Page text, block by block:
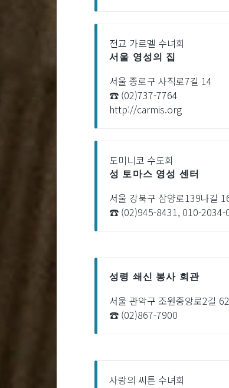
전교 가르멜 수녀회
서울 영성의 집
서울 종로구 사직로7길 14
☎ (02)737-7764
http://carmis.org
도미니코 수도회
성 토마스 영성 센터
서울 강북구 삼양로139나길
☎ (02)945-8431, 010-2034-
성령 쇄신 봉사 회관
서울 관악구 조원중앙로2길 62
☎ (02)867-7900
사랑의 씨튼 수녀회